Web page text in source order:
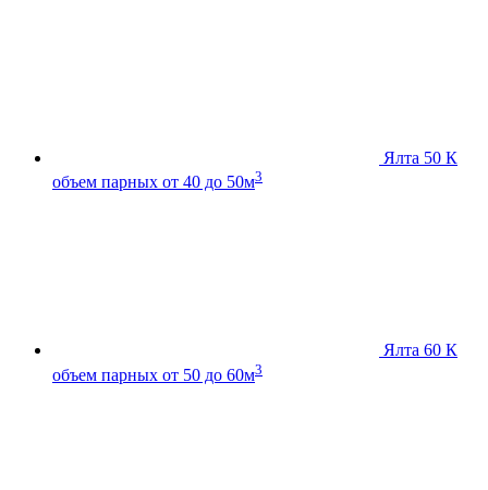
Ялта 50 К
объем парных от 40 до 50м3
Ялта 60 К
объем парных от 50 до 60м3